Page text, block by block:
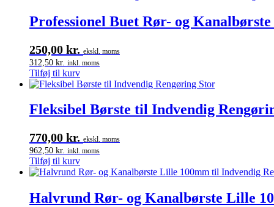
Professionel Buet Rør- og
250,00 kr. ekskl. moms
312,50 kr. inkl. moms
Tilføj til kurv
Fleksibel Børste til Indvendig
770,00 kr. ekskl. moms
962,50 kr. inkl. moms
Tilføj til kurv
Halvrund Rør- og Kanalbørste Lille